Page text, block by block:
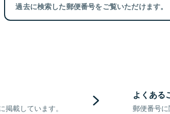
過去に検索した郵便番号をご覧いただけます。
載しています。
よくある
郵便番号に